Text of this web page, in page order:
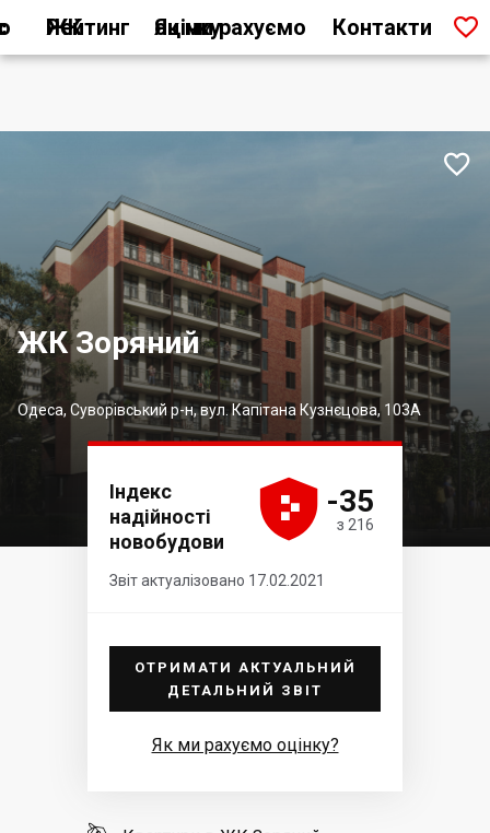
Рейтинг ЖК Як ми рахуємо оцінку Контакти 
ЖК Зоряний
Одеса, Суворівський р-н, вул. Капітана Кузнєцова, 103А

Індекс
надійності
новобудови




 -35
з 216
Звіт актуалізовано 17.02.2021
ОТРИМАТИ АКТУАЛЬНИЙ
ДЕТАЛЬНИЙ ЗВІТ
Як ми рахуємо оцінку?